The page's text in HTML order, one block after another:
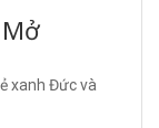
xanh Đức và